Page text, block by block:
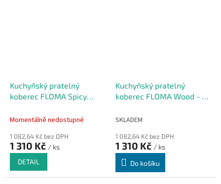
Kuchyňský pratelný
koberec FLOMA Spicy
Momentálně nedostupné
1 082,64 Kč bez DPH
1 310 Kč / ks
DETAIL
Kuchyňský pratelný
koberec FLOMA Wood - 50
SKLADEM
1 082,64 Kč bez DPH
1 310 Kč / ks
Do košíku